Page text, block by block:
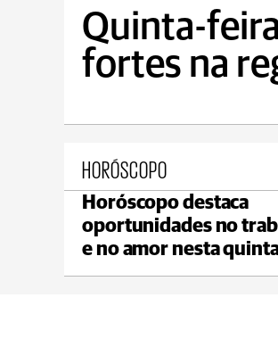
Quinta-
fortes na
HORÓSCOPO
Horóscopo destaca
oportunidades no
e no amor nesta
Castro
max 21°C